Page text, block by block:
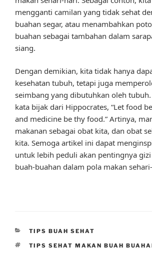
mengganti camilan yang tidak sehat
buahan segar, atau menambahkan
buahan sebagai tambahan dalam
siang.
Dengan demikian, kita tidak hanya
kesehatan tubuh, tetapi juga
seimbang yang dibutuhkan oleh tubuh.
kata bijak dari Hippocrates, “Let food
and medicine be thy food.” Artinya,
makanan sebagai obat kita, dan obat
kita. Semoga artikel ini dapat
untuk lebih peduli akan pentingnya
buah-buahan dalam pola makan
CATEGORIES
TIPS BUAH SEHAT
TAGS
TIPS SEHAT MAKAN BUAH